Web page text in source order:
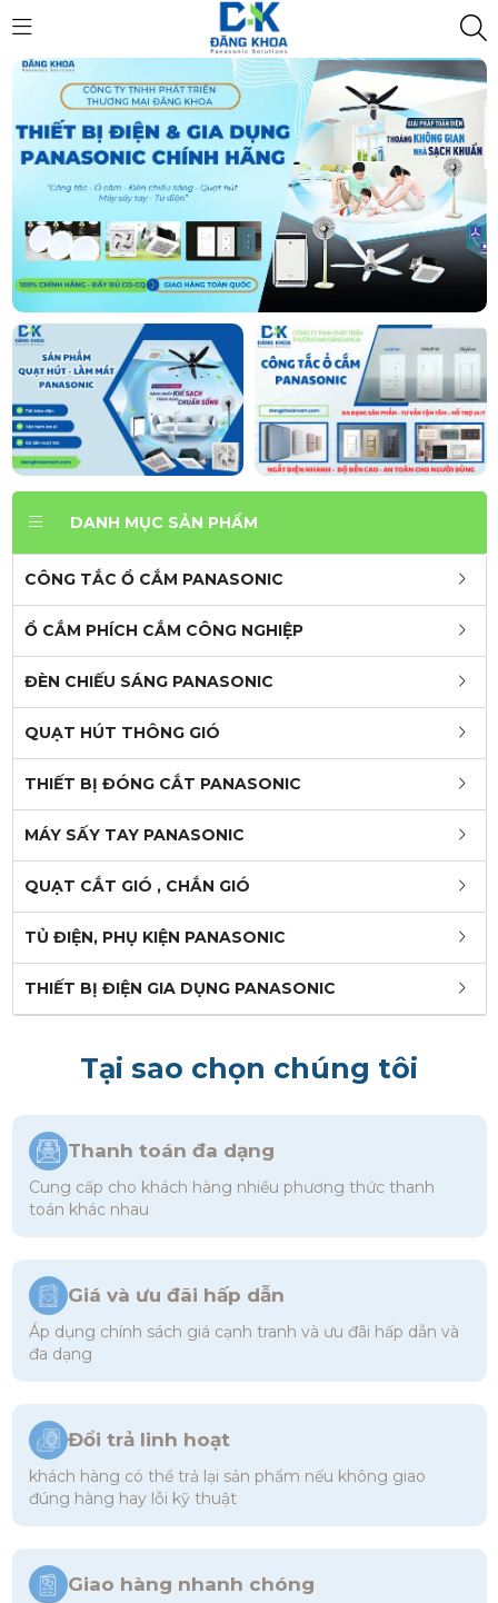
DANH MỤC SẢN PHẨM
CÔNG TẮC Ổ CẮM PANASONIC
Ổ CẮM PHÍCH CẮM CÔNG NGHIỆP
ĐÈN CHIẾU SÁNG PANASONIC
QUẠT HÚT THÔNG GIÓ
THIẾT BỊ ĐÓNG CẮT PANASONIC
MÁY SẤY TAY PANASONIC
QUẠT CẮT GIÓ , CHẮN GIÓ
TỦ ĐIỆN, PHỤ KIỆN PANASONIC
THIẾT BỊ ĐIỆN GIA DỤNG PANASONIC
Tại sao chọn chúng tôi
Thanh toán đa dạng
Cung cấp cho khách hàng nhiều phương thức thanh
toán khác nhau
Giá và ưu đãi hấp dẫn
Áp dụng chính sách giá cạnh tranh và ưu đãi hấp dẫn và
đa dạng
Đổi trả linh hoạt
khách hàng có thể trả lại sản phẩm nếu không giao
đúng hàng hay lỗi kỹ thuật
Giao hàng nhanh chóng